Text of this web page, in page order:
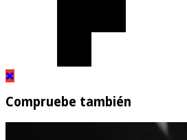
Compruebe también